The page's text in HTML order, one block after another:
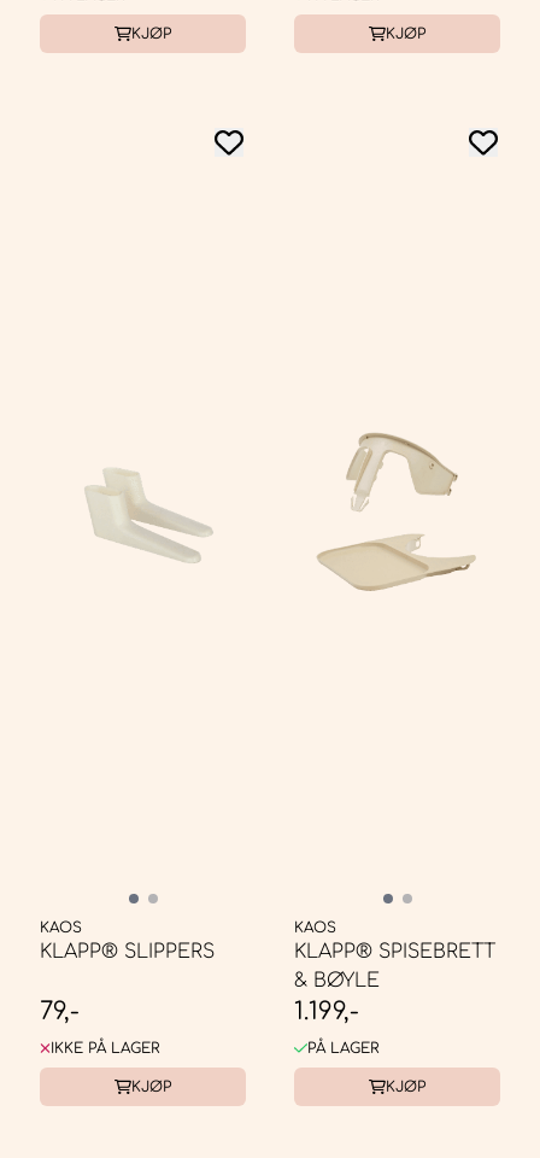
KJØP KJØP
KAOS
KLAPP® SLIPPERS
79,-
IKKE PÅ LAGER
KJØP
KAOS
KLAPP® SPISEBRETT
& BØYLE
1.199,-
PÅ LAGER
KJØP